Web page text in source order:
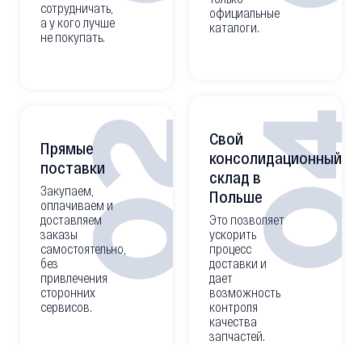
сотрудничать,
а у кого лучше
не покупать.
02
Прямые
поставки
Закупаем,
оплачиваем и
доставляем
заказы
самостоятельно,
без
привлечения
сторонних
сервисов.
официальные
каталоги.
Свой
консолидационный
склад в
Польше
Это позволяет
ускорить
процесс
доставки и
дает
возможность
контроля
качества
запчастей.